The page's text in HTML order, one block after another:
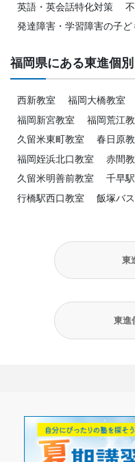
英語・英会話特化対策
発達障害・学習障害の子ど
福岡県にある東進個
西新教室 福岡大橋教室
福岡新宮教室
福岡荒江
久留米東町教室
春日原
福岡姪浜北口教室
赤間
久留米明善前教室
千早
行橋駅西口教室
飯塚バ
東
東進